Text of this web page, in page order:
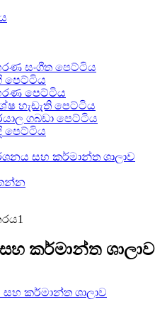
සංගීත පෙට්ටිය
පෙට්ටිය
පෙට්ටිය
හැඩැති පෙට්ටිය
ගබඩා පෙට්ටිය
පෙට්ටිය
සහ කර්මාන්ත ශාලාව
සහ කර්මාන්ත ශාලාව
සහ කර්මාන්ත ශාලාව